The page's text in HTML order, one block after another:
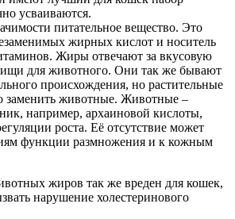
усваиваются.
питательное вещество. Это
жирных кислот и носитель
Жиры отвечают за вкусовую
для животного. Они так же бывают
происхождения, но растительные
заменить животные. Животные –
например, архаиновой кислоты,
роста. Её отсутствие может
функции размножения и к кожным
жиров так же вреден для кошек,
нарушение холестеринового